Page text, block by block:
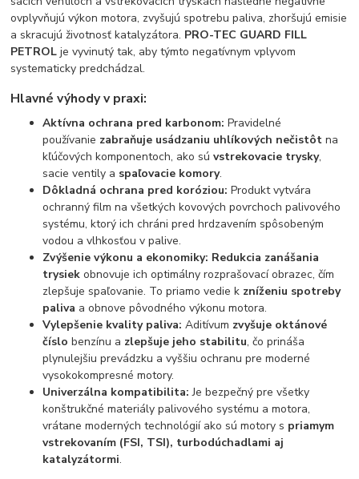
ovplyvňujú výkon motora, zvyšujú spotrebu paliva, zhoršujú emisie
a skracujú životnosť katalyzátora. PRO-TEC GUARD FILL
PETROL je vyvinutý tak, aby týmto negatívnym vplyvom
systematicky predchádzal.
Hlavné výhody v praxi:
Aktívna ochrana pred karbonom: Pravidelné
používanie zabraňuje usádzaniu uhlíkových nečistôt na
kľúčových komponentoch, ako súvstrekovacie trysky,
sacie ventily a spaľovacie komory.
Dôkladná ochrana pred koróziou: Produkt vytvára
ochranný film na všetkých kovových povrchoch palivového
systému, ktorý ich chráni pred hrdzavením spôsobeným
vodou a vlhkosťou v palive.
Zvýšenie výkonu a ekonomiky: Redukcia zanášania
trysiek obnovuje ich optimálny rozprašovací obrazec, čím
zlepšuje spaľovanie. To priamo vedie k zníženiu spotreby
paliva a obnove pôvodného výkonu motora.
Vylepšenie kvality paliva: Aditívum zvyšuje oktánové
číslo benzínu a zlepšuje jeho stabilitu, čo prináša
plynulejšiu prevádzku a vyššiu ochranu pre moderné
vysokokompresné motory.
Univerzálna kompatibilita: Je bezpečný pre všetky
konštrukčné materiály palivového systému a motora,
vrátane moderných technológií ako sú motory s priamym
vstrekovaním (FSI, TSI), turbodúchadlami aj
katalyzátormi.